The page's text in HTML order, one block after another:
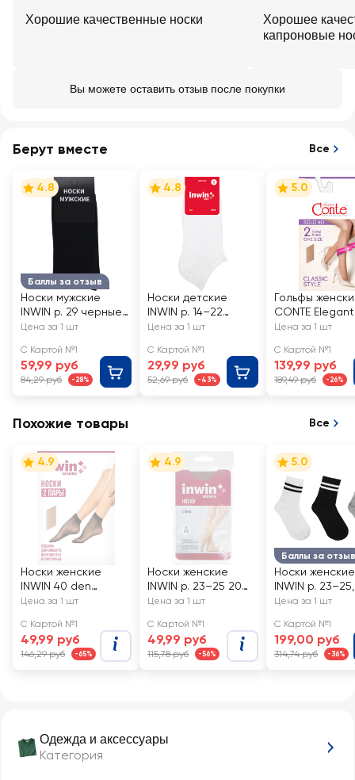
Хорошие качественные носки
Хорошее
капроновые
Вы можете оставить отзыв после покупки
Одежда и аксессуары
Категория
Берут вместе Все
Баллы за отзыв
4.8
Носки мужские
INWIN р. 29 черные,
Арт. BMS02-01
Цена за 1 шт
С Картой №1
59,99 руб
84,29 руб -28%
4.8
Носки детские
INWIN р. 14–22
низкая посадка,
01-LW
Цена за 1 шт
С Картой №1
29,99 руб
52,69 руб -43%
5.0
Гольфы
CONTE
40 den
Цена за 1 шт
С Картой №1
139,99 руб
189,49 руб -26%
Похожие товары Все
4.9
Носки женские
INWIN 40 den
черные, 2пары
Цена за 1 шт
С Картой №1
49,99 руб
146,29 руб -65%
4.9
Носки женские
INWIN р. 23–25 20
den nero, 2пары
Цена за 1 шт
С Картой №1
49,99 руб
115,78 руб -56%
Баллы за отзыв
5.0
Носки женские
INWIN р.
VEG-swsp3,
Цена за 1 шт
С Картой №1
199,00 руб
314,74 руб -36%